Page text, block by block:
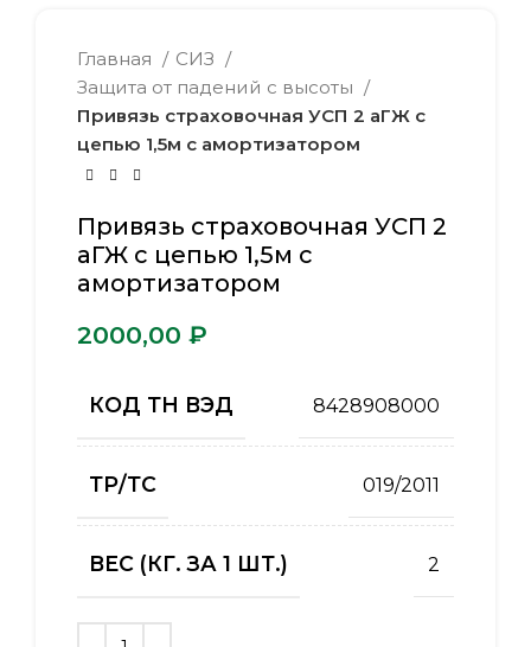
Главная
СИЗ
Защита от падений с высоты
Привязь страховочная УСП 2 аГЖ с
цепью 1,5м с амортизатором
Привязь страховочная УСП 2
аГЖ с цепью 1,5м с
амортизатором
₽
КОД ТН ВЭД 8428908000
ТР/ТС 019/2011
ВЕС (КГ. ЗА 1 ШТ.) 2